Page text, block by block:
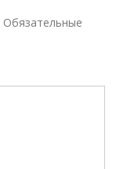
Обязательные